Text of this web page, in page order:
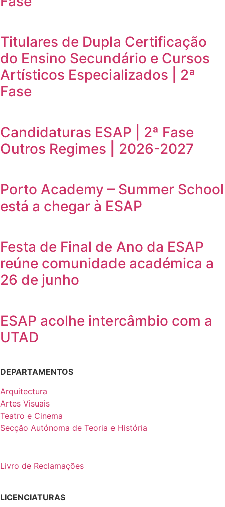
Titulares de Dupla Certificação
do Ensino Secundário e Cursos
Artísticos Especializados | 2ª
Fase
Candidaturas ESAP | 2ª Fase
Outros Regimes | 2026-2027
Porto Academy – Summer School
está a chegar à ESAP
Festa de Final de Ano da ESAP
reúne comunidade académica a
26 de junho
ESAP acolhe intercâmbio com a
UTAD
DEPARTAMENTOS
Arquitectura
Artes Visuais
Teatro e Cinema
Secção Autónoma de Teoria e História
Livro de Reclamações
LICENCIATURAS